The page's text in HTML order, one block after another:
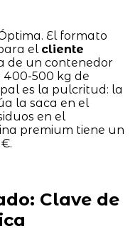
El formato
el cliente
de un contenedor
500 kg de
es la pulcritud: la
la saca en el
en el
premium tiene un
Clave de